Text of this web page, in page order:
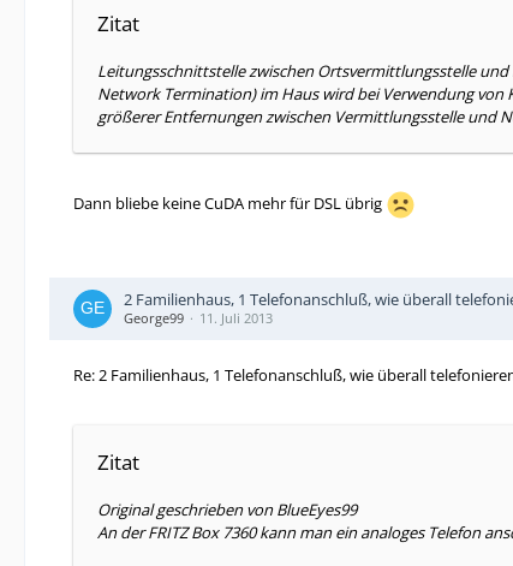
Zitat
Leitungsschnittstelle zwischen Ortsvermittlungsstelle
Network Termination) im Haus wird bei Verwendung von
größerer Entfernungen zwischen Vermittlungsstelle und
Dann bliebe keine CuDA mehr für DSL übrig
2 Familienhaus, 1 Telefonanschluß, wie überall
George99 11. Juli 2013
Re: 2 Familienhaus, 1 Telefonanschluß, wie überall
Zitat
Original geschrieben von BlueEyes99
An der FRITZ Box 7360 kann man ein analoges Telefon